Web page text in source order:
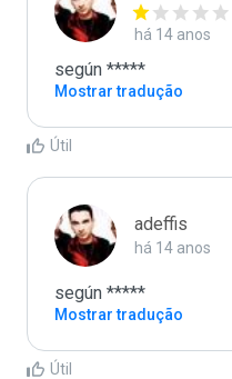
há 14 anos
según *****
Mostrar tradução
Útil
adeffis
há 14 anos
según *****
Mostrar tradução
Útil